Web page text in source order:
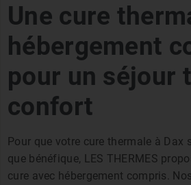
Une cure
hébergement
pour un séjour
confort
Pour que votre cure thermale à Dax
que bénéfique, LES THERMES
cure avec hébergement compris.